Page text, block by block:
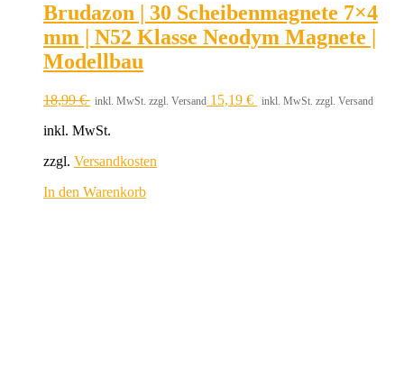
Brudazon | 30 Scheibenmagnete 7×4
mm | N52 Klasse Neodym Magnete |
Modellbau
18,99€ inkl. MwSt. zzgl. Versand 15,19 € inkl. MwSt. zzgl. Versand
inkl. MwSt.
zzgl. Versandkosten
In den Warenkorb